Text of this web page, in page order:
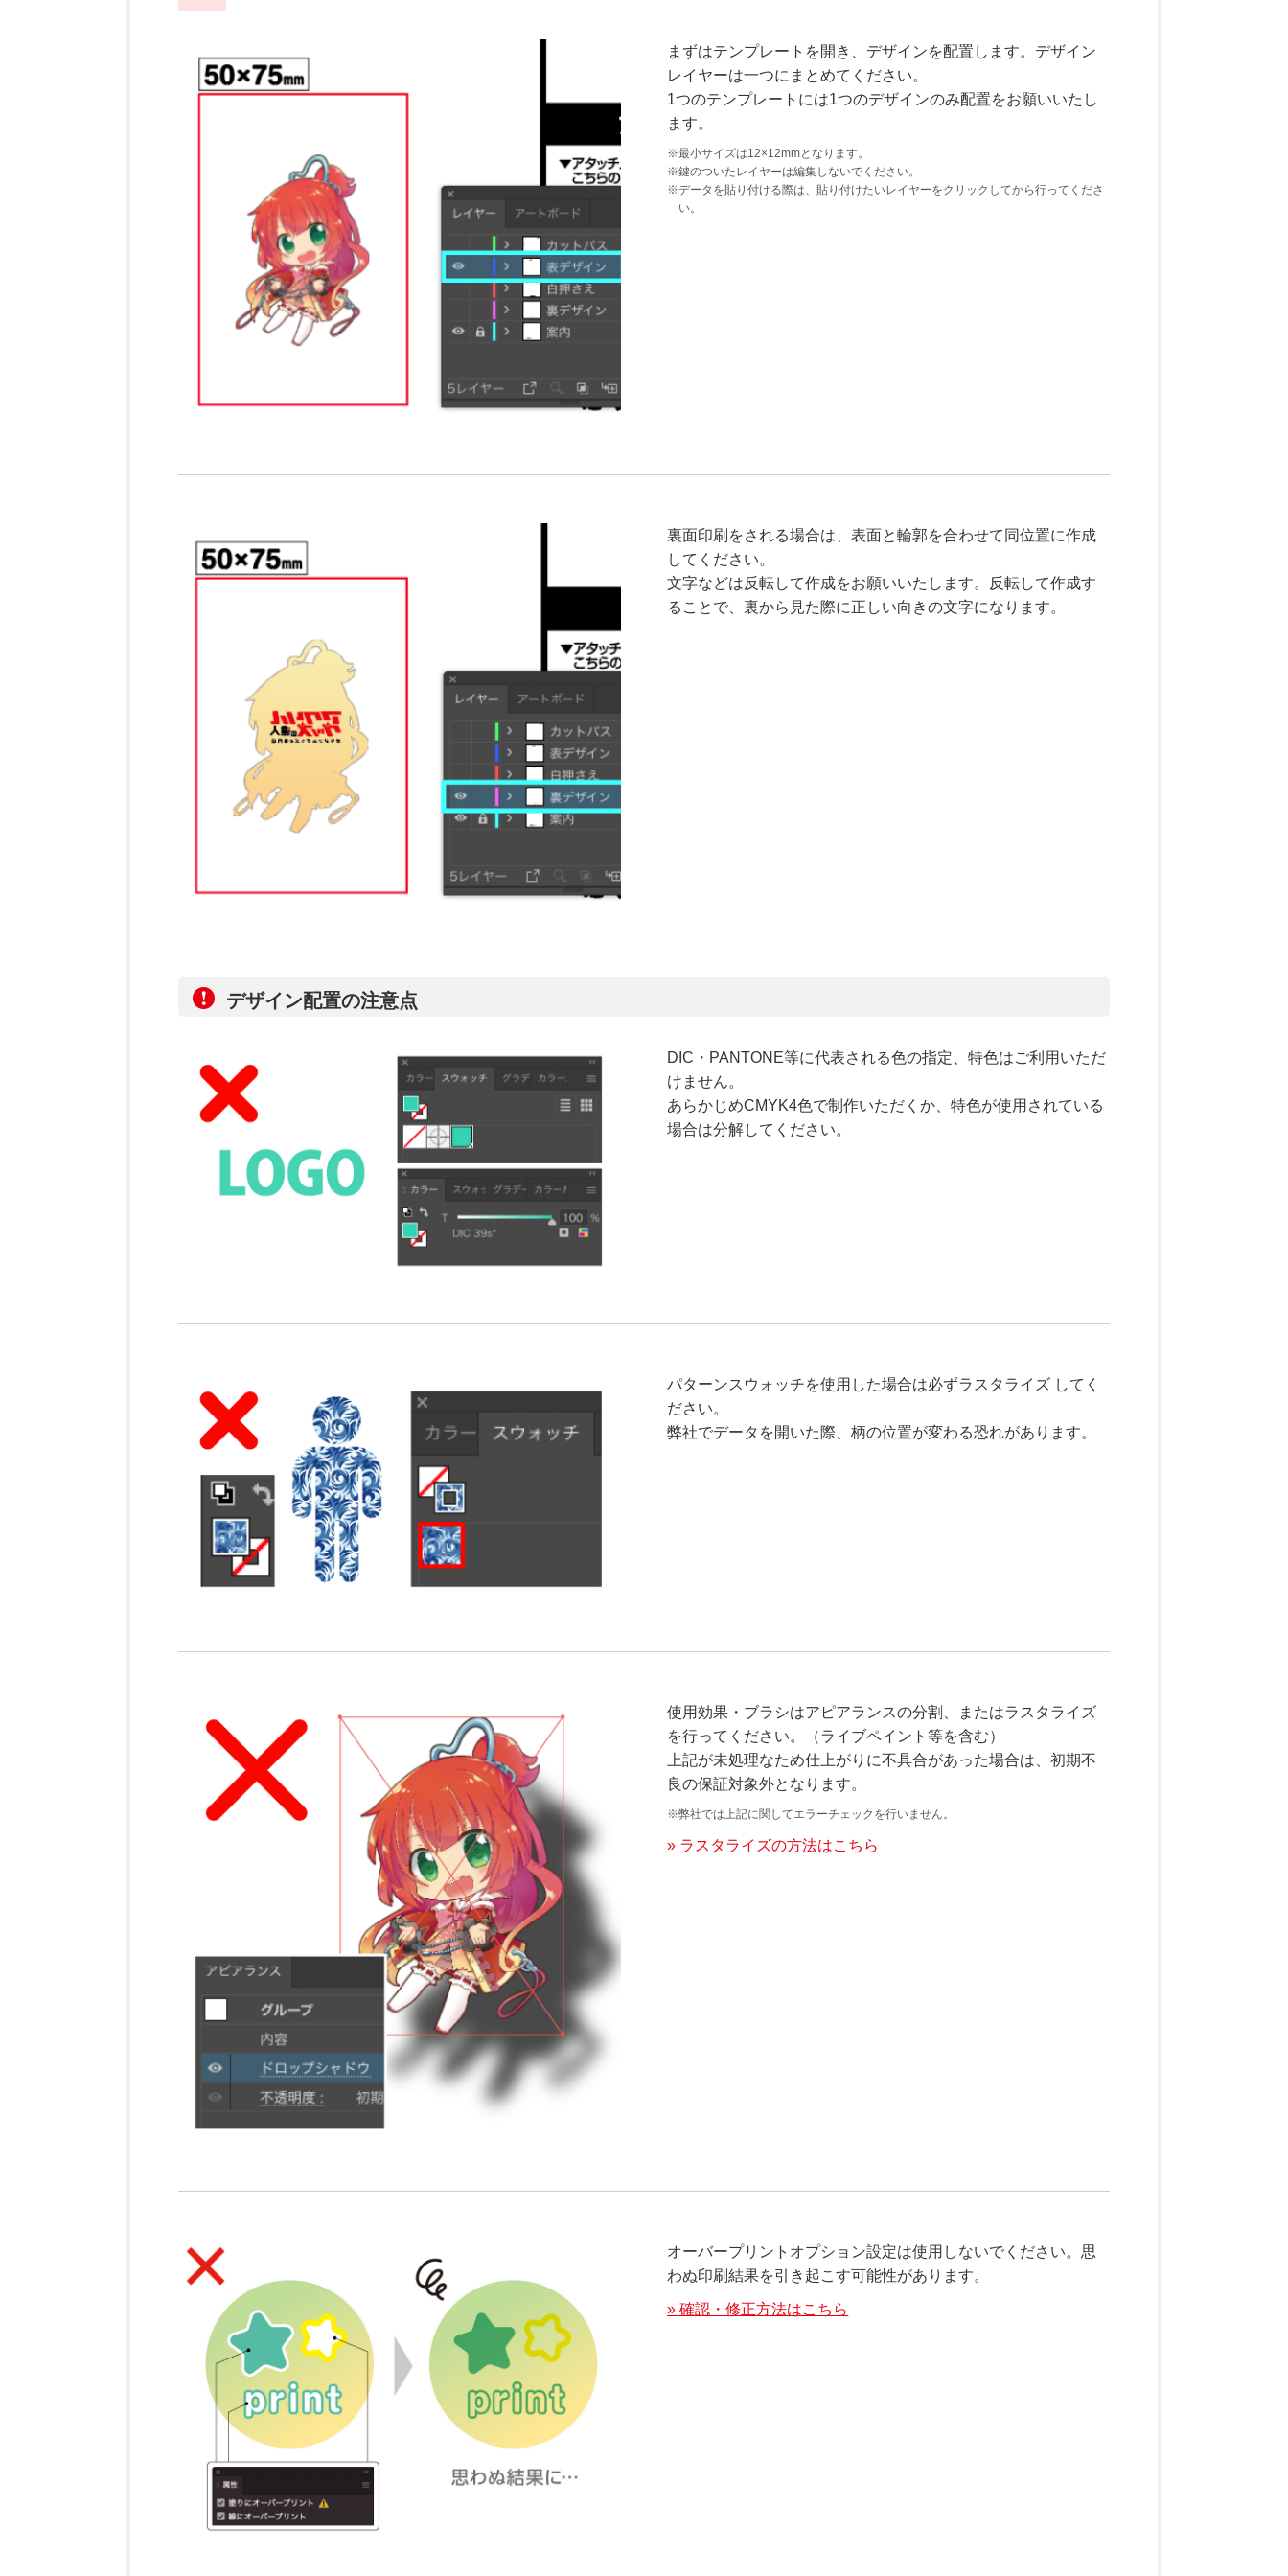
まずはテンプレートを開き、デザインを配置します。デザイン
レイヤーは一つにまとめてください。
1つのテンプレートには1つのデザインのみ配置をお願いいたし
ます。
※最小サイズは12×12mmとなります。
※鍵のついたレイヤーは編集しないでください。
※データを貼り付ける際は、貼り付けたいレイヤーをクリックしてから行ってくださ
い。
裏面印刷をされる場合は、表面と輪郭を合わせて同位置に作成
してください。
文字などは反転して作成をお願いいたします。反転して作成す
ることで、裏から見た際に正しい向きの文字になります。
デザイン配置の注意点
DIC・PANTONE等に代表される色の指定、特色はご利用いただ
けません。
あらかじめCMYK4色で制作いただくか、特色が使用されている
場合は分解してください。
パターンスウォッチを使用した場合は必ずラスタライズ してく
ださい。
弊社でデータを開いた際、柄の位置が変わる恐れがあります。
使用効果・ブラシはアピアランスの分割、またはラスタライズ
を行ってください。（ライブペイント等を含む）
上記が未処理なため仕上がりに不具合があった場合は、初期不
良の保証対象外となります。
※弊社では上記に関してエラーチェックを行いません。
» ラスタライズの方法はこちら
オーバープリントオプション設定は使用しないでください。思
わぬ印刷結果を引き起こす可能性があります。
» 確認・修正方法はこちら